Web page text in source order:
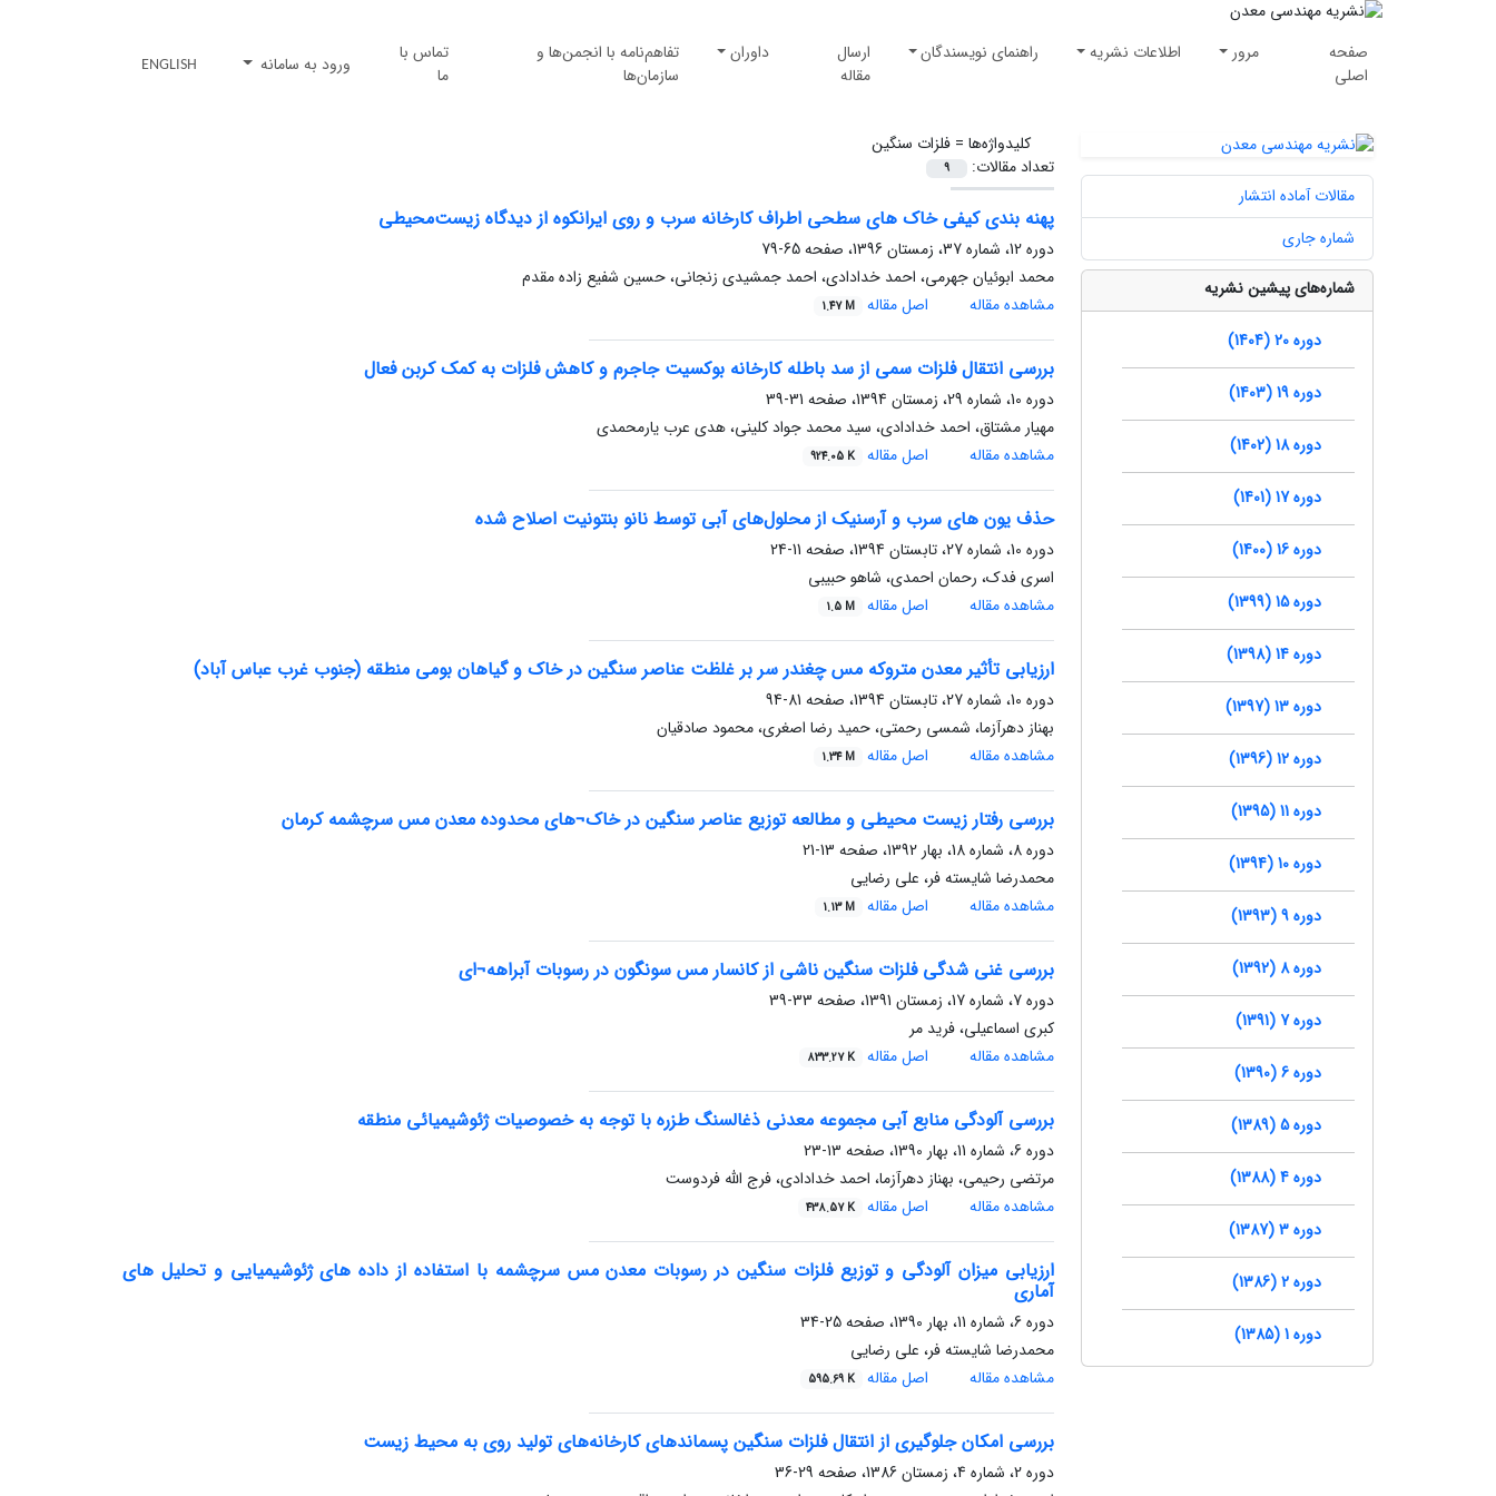
صفحه
اصلی
مرور اطلاعات نشریه راهنمای نویسندگان
ارسال
مقاله
داوران
تفاهم‌نامه با انجمن‌ها و
سازمان‌ها
تماس با
ما
ورود به سامانه ENGLISH
کلیدواژه‌ها =فلزات سنگین
تعداد مقالات:
9
پهنه بندی کیفی خاک های سطحی اطراف کارخانه سرب و روی ایرانکوه از دیدگاه زیست‌محیطی
دوره 12، شماره 37، زمستان 1396، صفحه
65-79
محمد ابوئیان جهرمی، احمد خدادادی، احمد جمشیدی زنجانی، حسین شفیع زاده مقدم
مشاهده مقاله
اصل مقاله 1.47 M
بررسی انتقال فلزات سمی از سد باطله کارخانه بوکسیت جاجرم و کاهش فلزات به کمک کربن فعال
دوره 10، شماره 29، زمستان 1394، صفحه
31-39
مهیار مشتاق، احمد خدادادی، سید محمد جواد کلینی، هدی عرب یارمحمدی
مشاهده مقاله
اصل مقاله 924.05 K
حذف یون های سرب و آرسنیک از محلول‌های آبی توسط نانو بنتونیت اصلاح شده
دوره 10، شماره 27، تابستان 1394، صفحه
11-24
اسری فدک، رحمان احمدی، شاهو حبیبی
مشاهده مقاله
اصل مقاله 1.5 M
ارزیابی تأثیر معدن متروکه مس چغندر سر بر غلظت عناصر سنگین در خاک و گیاهان بومی منطقه (جنوب غرب عباس آباد)
دوره 10، شماره 27، تابستان 1394، صفحه
81-94
بهناز دهرآزما، شمسی رحمتی، حمید رضا اصغری، محمود صادقیان
مشاهده مقاله
اصل مقاله 1.34 M
بررسی رفتار زیست محیطی و مطالعه توزیع عناصر سنگین در خاک¬های محدوده معدن مس سرچشمه کرمان
دوره 8، شماره 18، بهار 1392، صفحه
13-21
محمدرضا شایسته فر، علی رضایی
مشاهده مقاله
اصل مقاله 1.13 M
بررسی غنی شدگی فلزات سنگین ناشی از کانسار مس سونگون در رسوبات آبراهه¬ای
دوره 7، شماره 17، زمستان 1391، صفحه
33-39
کبری اسماعیلی، فرید مر
مشاهده مقاله
اصل مقاله 833.27 K
بررسی آلودگی منابع آبی مجموعه معدنی ذغالسنگ طزره با توجه به خصوصیات ژئوشیمیائی منطقه
دوره 6، شماره 11، بهار 1390، صفحه
13-23
مرتضی رحیمی، بهناز دهرآزما، احمد خدادادی، فرج الله فردوست
مشاهده مقاله
اصل مقاله 438.57 K
ارزیابی میزان آلودگی و توزیع فلزات سنگین در رسوبات معدن مس سرچشمه با استفاده از داده های ژئوشیمیایی و تحلیل های
آماری
دوره 6، شماره 11، بهار 1390، صفحه
25-34
محمدرضا شایسته فر، علی رضایی
مشاهده مقاله
اصل مقاله 595.69 K
بررسی امکان جلوگیری از انتقال فلزات سنگین پسماندهای کارخانه‌های تولید روی به محیط زیست
دوره 2، شماره 4، زمستان 1386، صفحه
29-36
مقالات آماده انتشار
شماره جاری
شماره‌های پیشین نشریه
دوره 20 (1404)
دوره 19 (1403)
دوره 18 (1402)
دوره 17 (1401)
دوره 16 (1400)
دوره 15 (1399)
دوره 14 (1398)
دوره 13 (1397)
دوره 12 (1396)
دوره 11 (1395)
دوره 10 (1394)
دوره 9 (1393)
دوره 8 (1392)
دوره 7 (1391)
دوره 6 (1390)
دوره 5 (1389)
دوره 4 (1388)
دوره 3 (1387)
دوره 2 (1386)
دوره 1 (1385)